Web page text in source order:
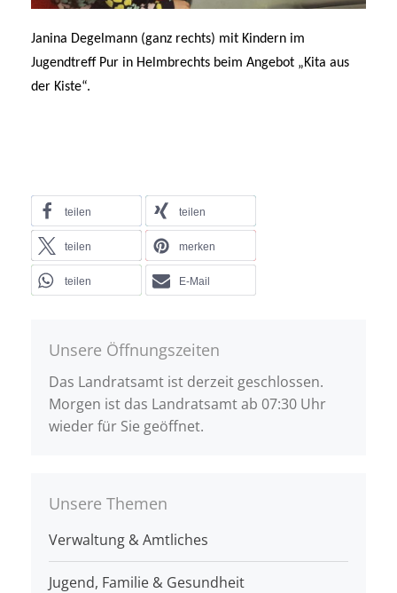
Janina Degelmann (ganz rechts) mit Kindern im
Jugendtreff Pur in Helmbrechts beim Angebot „Kita aus
der Kiste“.
teilen teilen
teilen merken
teilen E-Mail
Unsere Öffnungszeiten
Das Landratsamt ist derzeit geschlossen.
Morgen ist das Landratsamt ab 07:30 Uhr
wieder für Sie geöffnet.
Unsere Themen
Verwaltung & Amtliches
Jugend, Familie & Gesundheit